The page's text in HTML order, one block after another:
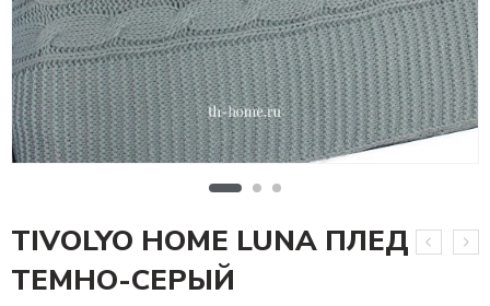
TIVOLYO HOME LUNA ПЛЕД
ТЕМНО-СЕРЫЙ
7,946₽– 9,384₽